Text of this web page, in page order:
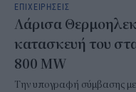
ΕΠΙΧΕΙΡΗΣΕΙΣ
Λάρισα
κατασκευή του
800 MW
Την υπογραφή σύμβασης